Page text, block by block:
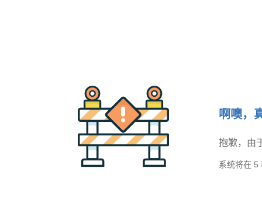
啊噢，
抱歉，由
系统将在 5